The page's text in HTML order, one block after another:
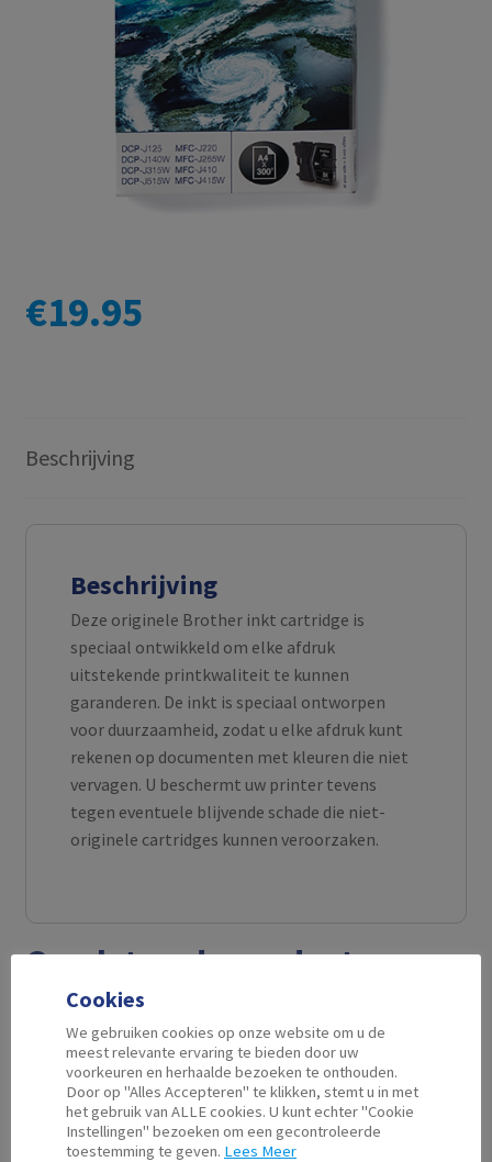
€19.95
Beschrijving
Beschrijving
Deze originele Brother inkt cartridge is
speciaal ontwikkeld om elke afdruk
uitstekende printkwaliteit te kunnen
garanderen. De inkt is speciaal ontworpen
voor duurzaamheid, zodat u elke afdruk kunt
rekenen op documenten met kleuren die niet
vervagen. U beschermt uw printer tevens
tegen eventuele blijvende schade die niet-
originele cartridges kunnen veroorzaken.
Gerelateerde producten
Cookies
We gebruiken cookies op onze website om u de
meest relevante ervaring te bieden door uw
voorkeuren en herhaalde bezoeken te onthouden.
Door op "Alles Accepteren" te klikken, stemt u in met
het gebruik van ALLE cookies. U kunt echter "Cookie
Instellingen" bezoeken om een gecontroleerde
toestemming te geven. Lees Meer